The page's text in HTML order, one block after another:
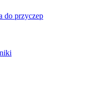
do przyczep